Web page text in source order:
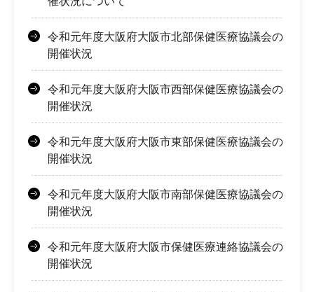
令和元年度大阪府大阪市北部保健医療協議会の
開催状況
令和元年度大阪府大阪市西部保健医療協議会の
開催状況
令和元年度大阪府大阪市東部保健医療協議会の
開催状況
令和元年度大阪府大阪市南部保健医療協議会の
開催状況
令和元年度大阪府大阪市保健医療連絡協議会の
開催状況